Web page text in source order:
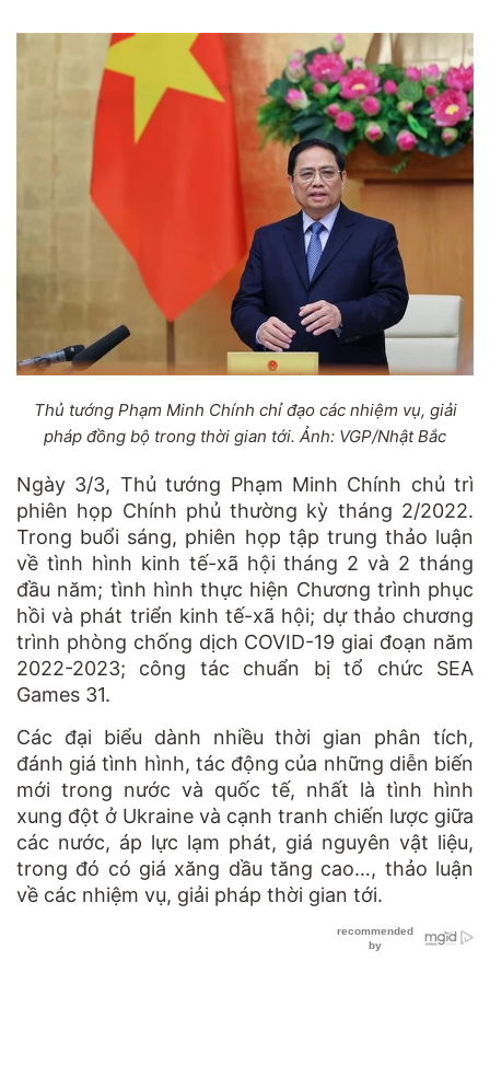
Thủ tướng Phạm Minh Chính chỉ đạo các nhiệm vụ, giải
pháp đồng bộ trong thời gian tới. Ảnh: VGP/Nhật Bắc
Ngày 3/3, Thủ tướng Phạm Minh Chính chủ trì
phiên họp Chính phủ thường kỳ tháng 2/2022.
Trong buổi sáng, phiên họp tập trung thảo luận
về tình hình kinh tế-xã hội tháng 2 và 2 tháng
đầu năm; tình hình thực hiện Chương trình phục
hồi và phát triển kinh tế-xã hội; dự thảo chương
trình phòng chống dịch COVID-19 giai đoạn năm
2022-2023; công tác chuẩn bị tổ chức SEA
Games 31.
Các đại biểu dành nhiều thời gian phân tích,
đánh giá tình hình, tác động của những diễn biến
mới trong nước và quốc tế, nhất là tình hình
xung đột ở Ukraine và cạnh tranh chiến lược giữa
các nước, áp lực lạm phát, giá nguyên vật liệu,
trong đó có giá xăng dầu tăng cao…, thảo luận
về các nhiệm vụ, giải pháp thời gian tới.